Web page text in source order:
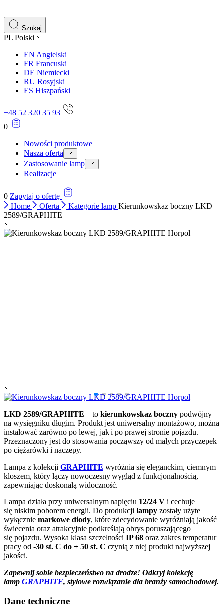
Szukaj
PL Polski
EN Angielski
FR Francuski
DE Niemiecki
RU Rosyjski
ES Hiszpański
+48 52 320 35 93
0
Nowości produktowe
Nasza oferta
Zastosowanie lamp
Realizacje
0 Zapytaj o ofertę
Home
Oferta Kategorie lamp Kierunkowskaz boczny LKD
2589/GRAPHITE
LKD 2589/GRAPHITE – to kierunkowskaz boczny podwójny
na wysięgniku długim. Produkt jest uniwersalny montażowo, można
instalować zarówno po lewej, jak i po prawej stronie pojazdu.
Przeznaczony jest do stosowania począwszy od małych przyczepek
po ciężarówki i naczepy.
Lampa z kolekcji GRAPHITE wyróżnia się eleganckim, ciemnym
kloszem, który łączy nowoczesny wygląd z funkcjonalnością,
zapewniając doskonałą widoczność.
Lampa działa przy uniwersalnym napięciu 12/24 V i cechuje
się niskim poborem energii. Do produkcji lampy zostały użyte
wyłącznie markowe diody, które zdecydowanie wyróżniają jakość
świecenia oraz atrakcyjnie podkreślają obrys poruszającego
się pojazdu. Wysoka klasa szczelności IP 68 oraz zakres temperatur
pracy od -30 st. C do + 50 st. C czynią z niej produkt najwyższej
jakości.
Zapewnij sobie bezpieczeństwo na drodze! Odkryj kolekcję
lamp GRAPHITE, stylowe rozwiązanie dla branży samochodowej.
Dane techniczne
istotne i interesujące dla poszczególnych użytkowników
Nieklasyfikowane
Nieklasyfikowane pliki cookie, to pliki, które są w